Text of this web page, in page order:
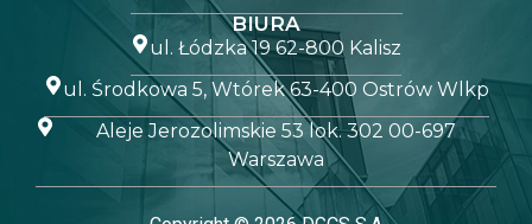
BIURA
ul. Łódzka 19 62-800 Kalisz
ul. Środkowa 5, Wtórek 63-400 Ostrów Wlkp
Aleje Jerozolimskie 53 lok. 302 00-697
Warszawa